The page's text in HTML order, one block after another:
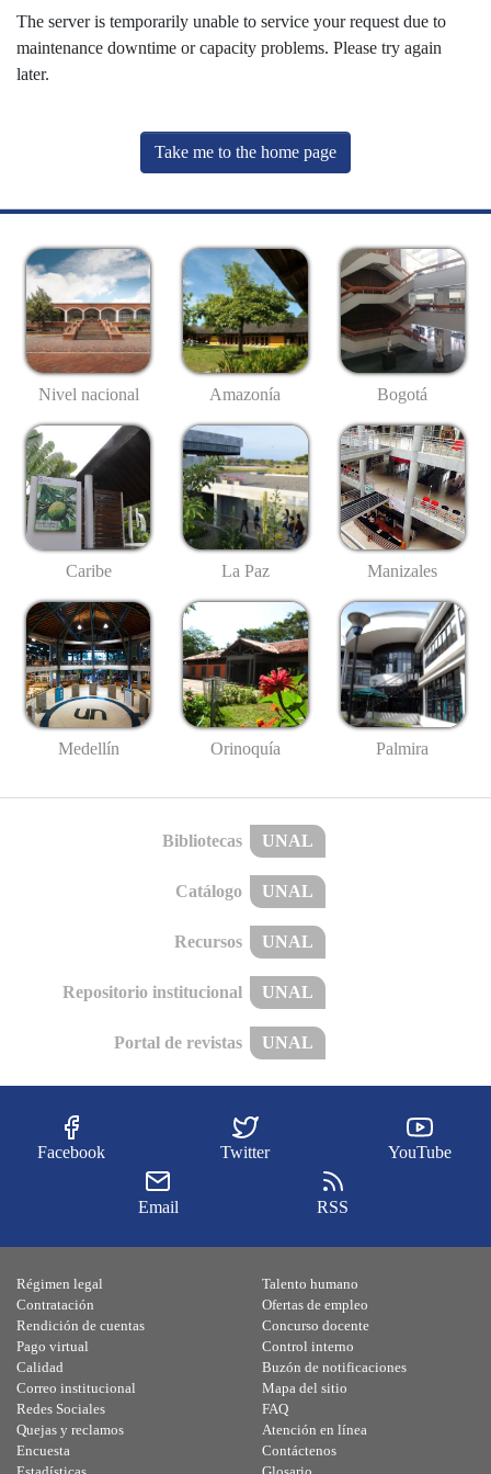
The server is temporarily unable to service your request due to
maintenance downtime or capacity problems. Please try again
later.
Take me to the home page
Nivel nacional Amazonía Bogotá
Caribe La Paz Manizales
Medellín Orinoquía Palmira
Bibliotecas UNAL
Catálogo UNAL
Recursos UNAL
Repositorio institucional UNAL
Portal de revistas UNAL
Facebook Twitter YouTube
Email RSS
Régimen legal
Contratación
Rendición de cuentas
Pago virtual
Calidad
Talento humano
Ofertas de empleo
Concurso docente
Control interno
Buzón de notificaciones
Correo institucional
Redes Sociales
Quejas y reclamos
Encuesta
Mapa del sitio
FAQ
Atención en línea
Contáctenos